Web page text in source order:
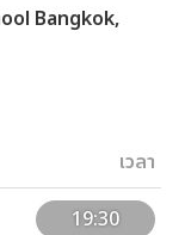
Bangkok,
เวลา
19:30